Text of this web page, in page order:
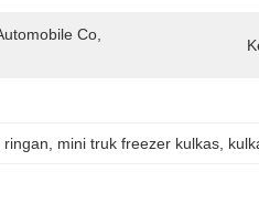
Co,
ringan mini truk freezer kulkas